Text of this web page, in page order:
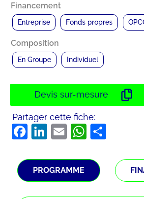
Financement
Entreprise Fonds propres
Composition
En Groupe Individuel
Devis sur-mesure
Partager cette fiche:
Facebook
LinkedIn
Email
PROGRAMME